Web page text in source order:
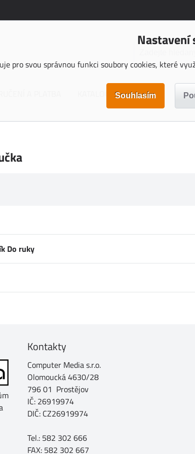
Nastavení
pro svou správnou funkci soubory cookies, které
KATALOGY KE STAŽENÍ
Do ruky
Kontakty
Computer Media s.r.o.
Olomoucká 4630/28
796 01 Prostějov
IČ: 26919974
DIČ: CZ26919974
Tel.: 582 302 666
FAX: 582 302 667